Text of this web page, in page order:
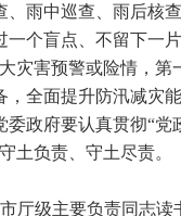
雨中巡查、雨后核
个盲点、不留下一
灾害预警或险情，
全面提升防汛减灾
政府要认真贯彻“
土负责、守土尽责。
厅级主要负责同志